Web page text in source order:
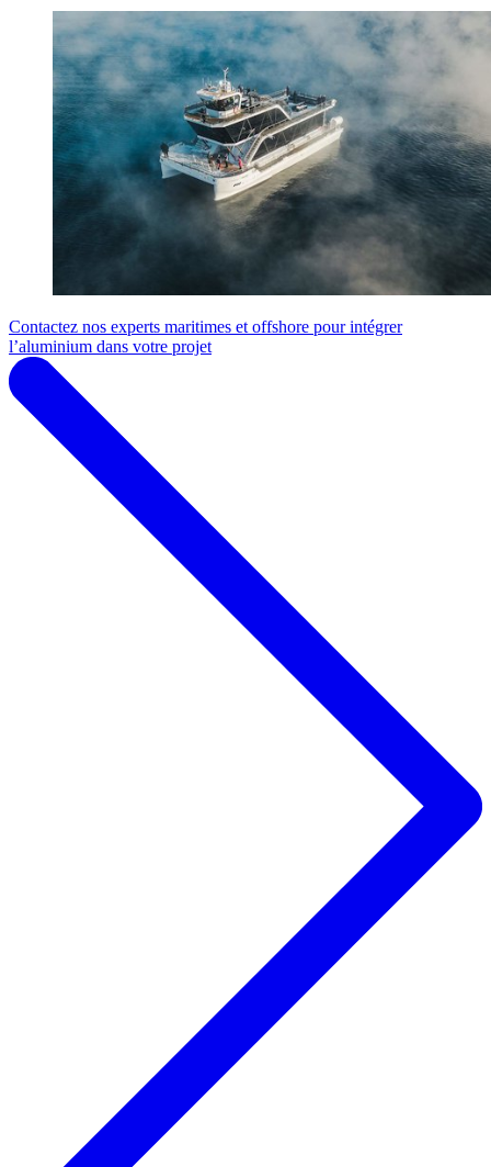
Contactez nos experts maritimes et offshore pour intégrer
l’aluminium dans votre projet